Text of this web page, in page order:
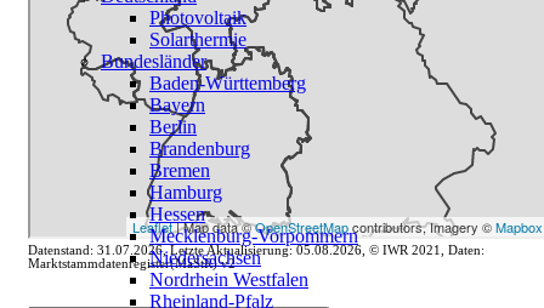
Photovoltaik
Solarthermie
Bundesländer
Baden-Württemberg
Bayern
Berlin
Brandenburg
Bremen
Hamburg
Hessen
Mecklenburg-Vorpommern
Niedersachsen
Nordrhein Westfalen
Rheinland-Pfalz
Datenstand: 31.07.2026, Letzte Aktualisierung: 05.08.2026, © IWR 2021, Daten:
Marktstammdatenregister(MaStR) v2